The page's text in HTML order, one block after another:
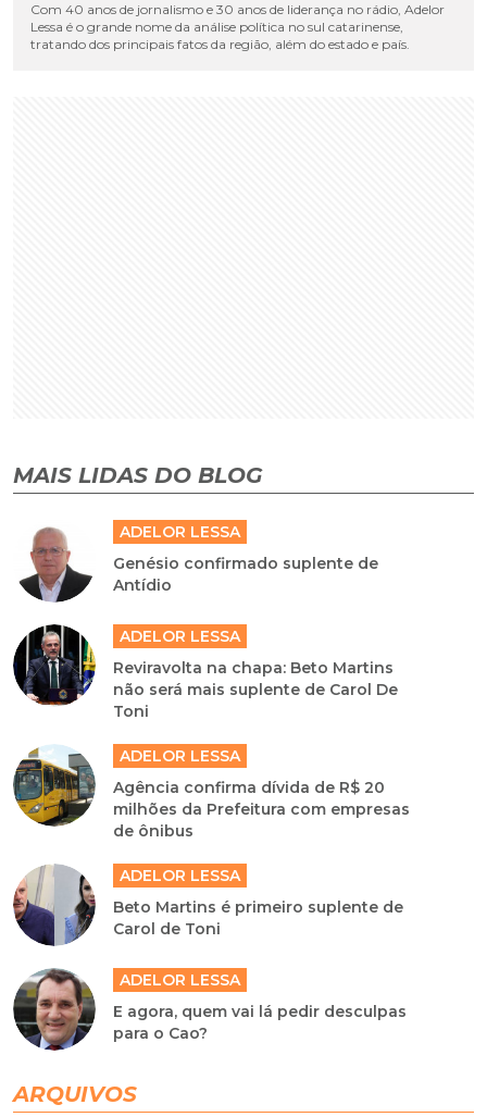
Com 40 anos de jornalismo e 30 anos de liderança no rádio, Adelor
Lessa é o grande nome da análise política no sul catarinense,
tratando dos principais fatos da região, além do estado e país.
MAIS LIDAS DO BLOG
ADELOR LESSA
Genésio confirmado suplente de
Antídio
ADELOR LESSA
Reviravolta na chapa: Beto Martins
não será mais suplente de Carol De
Toni
ADELOR LESSA
Agência confirma dívida de R$ 20
milhões da Prefeitura com empresas
de ônibus
ADELOR LESSA
Beto Martins é primeiro suplente de
Carol de Toni
ADELOR LESSA
E agora, quem vai lá pedir desculpas
para o Cao?
ARQUIVOS